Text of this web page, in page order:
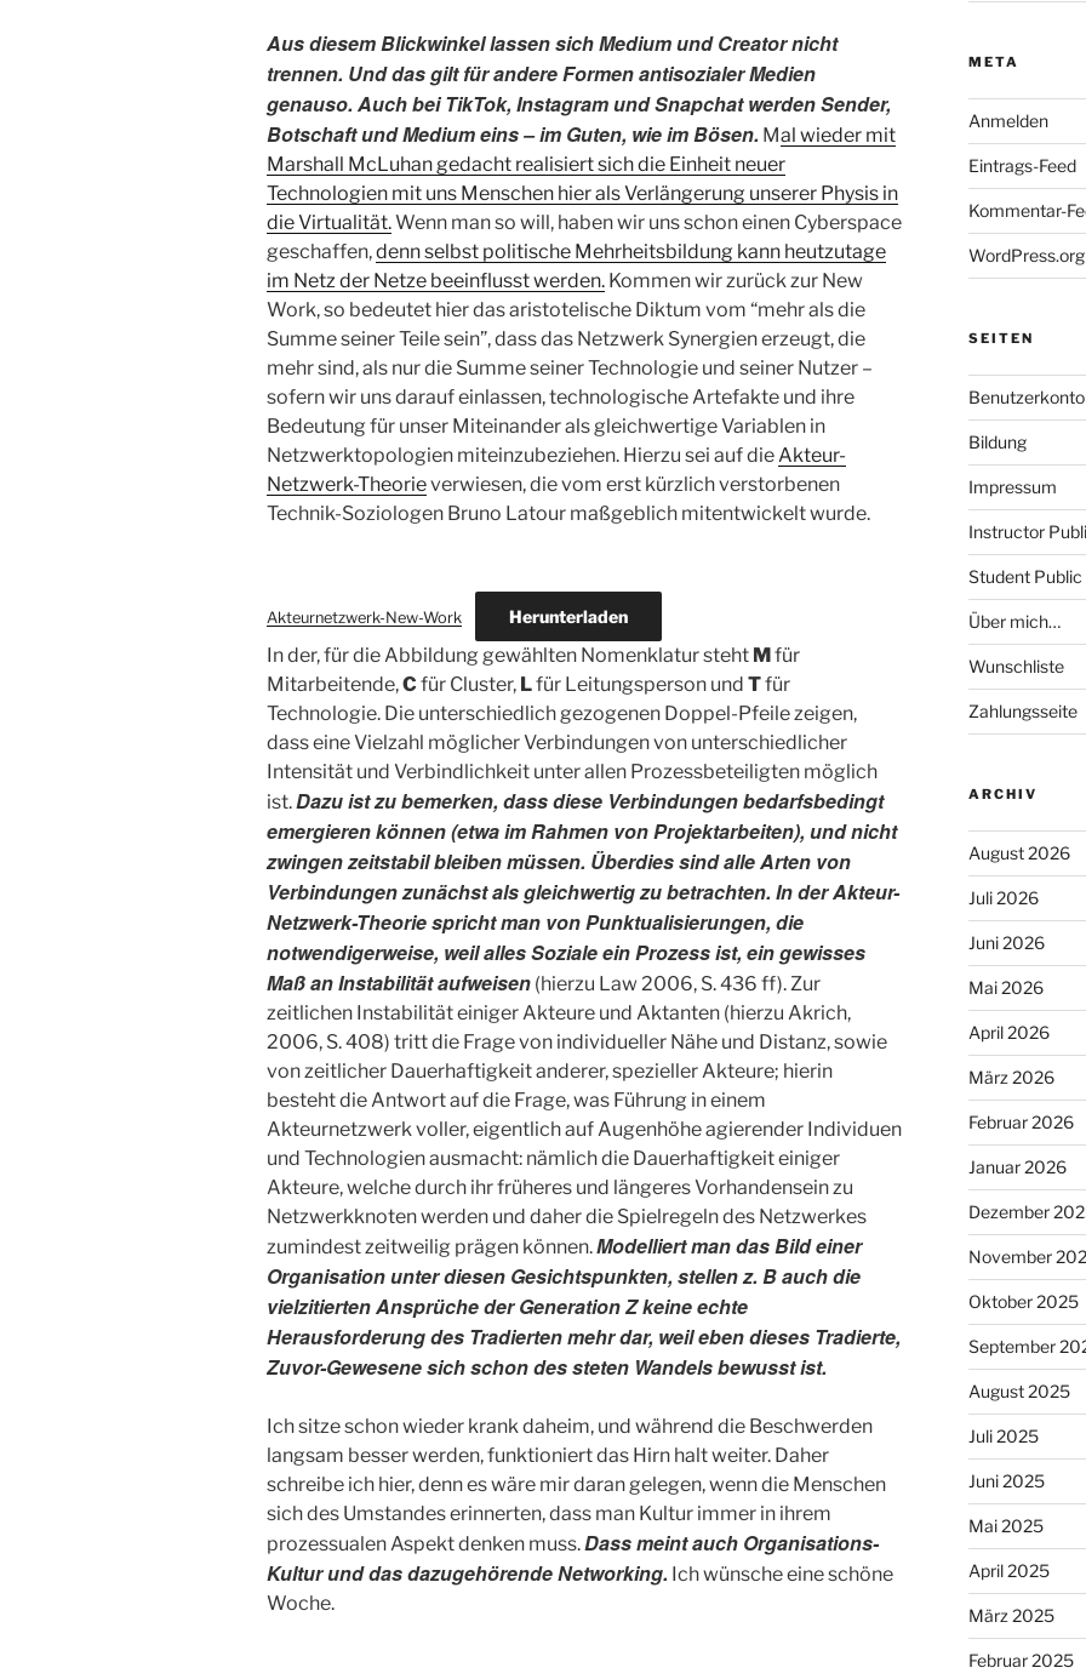
Aus diesem Blickwinkel lassen sich Medium und Creator nicht
trennen. Und das gilt für andere Formen antisozialer Medien
genauso. Auch bei TikTok, Instagram und Snapchat werden Sender,
Botschaft und Medium eins – im Guten, wie im Bösen. Mal wieder mit
Marshall McLuhan gedacht realisiert sich die Einheit neuer
Technologien mit uns Menschen hier als Verlängerung unserer Physis in
die Virtualität.Wenn man so will, haben wir uns schon einen Cyberspace
geschaffen,denn selbst politische Mehrheitsbildung kann heutzutage
im Netz der Netze beeinflusst werden. Kommen wir zurück zur New
Work, so bedeutet hier das aristotelische Diktum vom “mehr als die
Summe seiner Teile sein”, dass das Netzwerk Synergien erzeugt, die
mehr sind, als nur die Summe seiner Technologie und seiner Nutzer –
sofern wir uns darauf einlassen, technologische Artefakte und ihre
Bedeutung für unser Miteinander als gleichwertige Variablen in
Netzwerktopologien miteinzubeziehen. Hierzu sei auf dieAkteur-
Netzwerk-Theorieverwiesen, die vom erst kürzlich verstorbenen
Technik-Soziologen Bruno Latour maßgeblich mitentwickelt wurde.
Akteurnetzwerk-New-Work Herunterladen
In der, für die Abbildung gewählten Nomenklatur steht Mfür
Mitarbeitende,Cfür Cluster, Lfür Leitungsperson und Tfür
Technologie. Die unterschiedlich gezogenen Doppel-Pfeile zeigen,
dass eine Vielzahl möglicher Verbindungen von unterschiedlicher
Intensität und Verbindlichkeit unter allen Prozessbeteiligten möglich
ist.Dazu ist zu bemerken, dass diese Verbindungen bedarfsbedingt
emergieren können (etwa im Rahmen von Projektarbeiten), und nicht
zwingen zeitstabil bleiben müssen. Überdies sind alle Arten von
Verbindungen zunächst als gleichwertig zu betrachten. In der Akteur-
Netzwerk-Theorie spricht man von Punktualisierungen, die
notwendigerweise, weil alles Soziale ein Prozess ist, ein gewisses
Maß an Instabilität aufweisen (hierzu Law 2006, S. 436 ff). Zur
zeitlichen Instabilität einiger Akteure und Aktanten (hierzu Akrich,
2006, S. 408) tritt die Frage von individueller Nähe und Distanz, sowie
von zeitlicher Dauerhaftigkeit anderer, spezieller Akteure; hierin
besteht die Antwort auf die Frage, was Führung in einem
Akteurnetzwerk voller, eigentlich auf Augenhöhe agierender Individuen
und Technologien ausmacht: nämlich die Dauerhaftigkeit einiger
Akteure, welche durch ihr früheres und längeres Vorhandensein zu
Netzwerkknoten werden und daher die Spielregeln des Netzwerkes
zumindest zeitweilig prägen können.Modelliert man das Bild einer
Organisation unter diesen Gesichtspunkten, stellen z. B auch die
vielzitierten Ansprüche der Generation Z keine echte
Herausforderung des Tradierten mehr dar, weil eben dieses Tradierte,
Zuvor-Gewesene sich schon des steten Wandels bewusst ist.
Ich sitze schon wieder krank daheim, und während die Beschwerden
langsam besser werden, funktioniert das Hirn halt weiter. Daher
schreibe ich hier, denn es wäre mir daran gelegen, wenn die Menschen
sich des Umstandes erinnerten, dass man Kultur immer in ihrem
prozessualen Aspekt denken muss.Dass meint auch Organisations-
Kultur und das dazugehörende Networking. Ich wünsche eine schöne
Woche.
META
Anmelden
Eintrags-Feed
Kommentar-
WordPress.org
SEITEN
Benutzerkonto
Bildung
Impressum
Instructor
Student
Über mich…
Wunschliste
Zahlungsseite
ARCHIV
August 2026
Juli 2026
Juni 2026
Mai 2026
April 2026
März 2026
Februar 2026
Januar 2026
Dezember
November
Oktober 2025
September
August 2025
Juli 2025
Juni 2025
Mai 2025
April 2025
März 2025
Februar 2025